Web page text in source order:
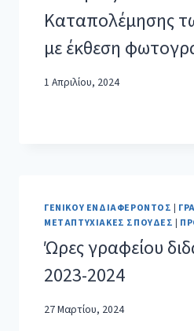
Καταπολέμησης
με έκθεση
1 Απριλίου, 2024
ΓΕΝΙΚΟΎ ΕΝΔΙΑΦΈΡΟΝΤΟΣ |
ΜΕΤΑΠΤΥΧΙΑΚΈΣ ΣΠΟΥΔΈΣ |
Ώρες γραφείου
2023-2024
27 Μαρτίου, 2024